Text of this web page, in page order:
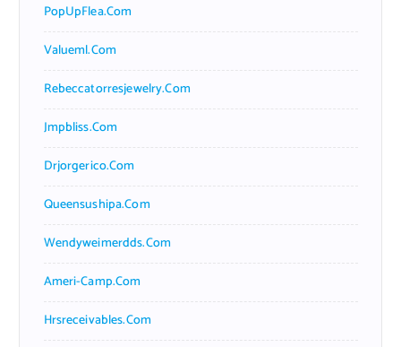
PopUpFlea.com
Valueml.com
Rebeccatorresjewelry.com
Jmpbliss.com
Drjorgerico.com
Queensushipa.com
Wendyweimerdds.com
Ameri-Camp.com
Hrsreceivables.com